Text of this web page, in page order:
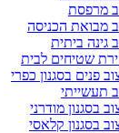
מרפסת
מבואת הכניסה
גינה ביתית
שטיחים לבית
פנים בסגנון כפרי
תעשייתי
בסגנון מודרני
בסגנון קלאסי